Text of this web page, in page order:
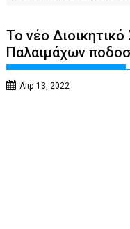
Το νέο
Παλαιμάχων
Απρ 13, 2022